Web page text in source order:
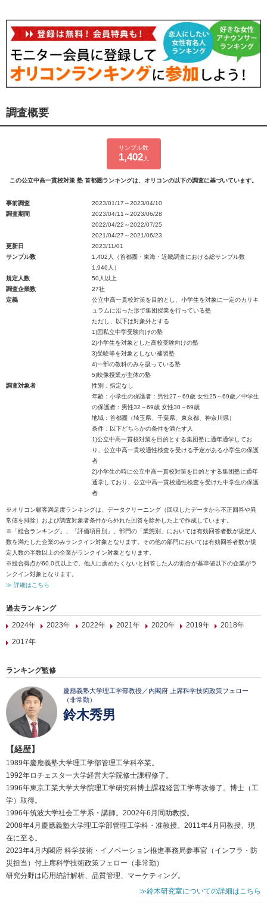
調査概要
サンプル数
1,402人
この公立中高一貫校対策 塾 首都圏ランキングは、オリコンの以下の調査に基づいています。
事前調査
2023/01/17～2023/04/10
調査期間
2023/04/11～2023/06/28
2022/04/22～2022/07/25
2021/04/27～2021/06/23
更新日
2023/11/01
サンプル数
1,402人（首都圏・東海・近畿調査における総サンプル数
1,946人）
規定人数
50人以上
調査企業数
27社
定義
公立中高一貫校対策を目的とし、小学生を対象に一定のカリキ
ュラムに沿った形で集団授業を行っている塾
ただし、以下は対象外とする
1)国私立中学受験向けの塾
2)小学生を対象とした高校受験向けの塾
3)受験等を対象としない補習塾
4)一部の教科のみを扱っている塾
5)映像授業が主体の塾
調査対象者
性別：指定なし
年齢：小学生の保護者：男性27～69歳 女性25～69歳／中学生
の保護者：男性32～69歳 女性30～69歳
地域：首都圏（埼玉県、千葉県、東京都、神奈川県）
条件：以下どちらかの条件を満たす人
1)公立中高一貫校対策を目的とする集団塾に通年通学してお
り、公立中高一貫校適性検査を受ける予定がある小学生の保護
者
2)小学生の時に公立中高一貫校対策を目的とする集団塾に通年
通学しており、公立中高一貫校適性検査を受けた中学生の保護
者
※オリコン顧客満足度ランキングは、データクリーニング（回収したデータから不正回答や異
常値を排除）および調査対象者条件から外れた回答を除外した上で作成しています。
※「総合ランキング」、「評価項目別」、部門の「業態別」においては有効回答者数が規定人
数を満たした企業のみランクイン対象となります。その他の部門においては有効回答者数が規
定人数の半数以上の企業がランクイン対象となります。
※総合得点が60.0点以上で、他人に薦めたくないと回答した人の割合が基準値以下の企業がラ
ンクイン対象となります。
≫ 詳細はこちら
過去ランキング
2024年
2023年 2022年 2021年 2020年 2019年
2018年
2017年
ランキング監修
慶應義塾大学理工学部教授／内閣府 上席科学技術政策フェロー
（非常勤）
鈴木秀男
【経歴】
1989年慶應義塾大学理工学部管理工学科卒業。
1992年ロチェスター大学経営大学院修士課程修了。
1996年東京工業大学大学院理工学研究科博士課程経営工学専攻修了。博士（工
学）取得。
1996年筑波大学社会工学系・講師。2002年6月同助教授。
2008年4月慶應義塾大学理工学部管理工学科・准教授。2011年4月同教授、現
在に至る。
2023年4月内閣府 科学技術・イノベーション推進事務局参事官（インフラ・防
災担当）付上席科学技術政策フェロー（非常勤）
研究分野は応用統計解析、品質管理、マーケティング。
≫鈴木研究室についての詳細はこちら